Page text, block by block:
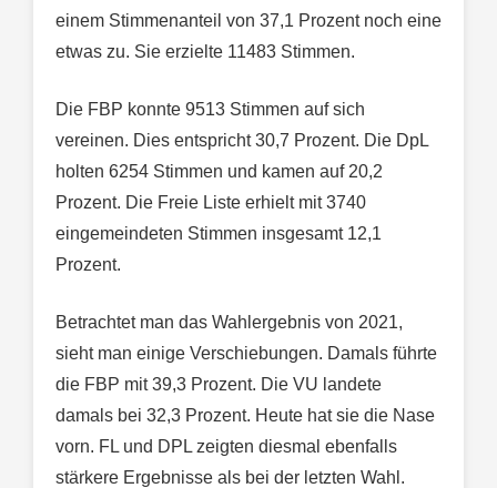
einem Stimmenanteil von 37,1 Prozent noch eine
etwas zu. Sie erzielte 11483 Stimmen.
Die FBP konnte 9513 Stimmen auf sich
vereinen. Dies entspricht 30,7 Prozent. Die DpL
holten 6254 Stimmen und kamen auf 20,2
Prozent. Die Freie Liste erhielt mit 3740
eingemeindeten Stimmen insgesamt 12,1
Prozent.
Betrachtet man das Wahlergebnis von 2021,
sieht man einige Verschiebungen. Damals führte
die FBP mit 39,3 Prozent. Die VU landete
damals bei 32,3 Prozent. Heute hat sie die Nase
vorn. FL und DPL zeigten diesmal ebenfalls
stärkere Ergebnisse als bei der letzten Wahl.